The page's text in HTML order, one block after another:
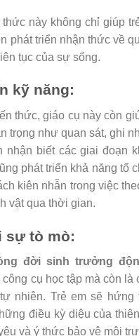
thức này không chỉ giúp
phát triển nhận thức về
tục của sự sống.
kỹ năng:
thức, giáo cụ này còn
trọng như quan sát, ghi
nhận biết các giai đoạn
phát triển khả năng tổ
kiên nhẫn trong việc
vật qua thời gian.
sự tò mò:
đời sinh trưởng
công cụ học tập mà còn là
nhiên. Trẻ em sẽ hứng
điều kỳ diệu của
và ý thức bảo vệ môi